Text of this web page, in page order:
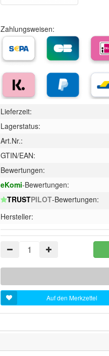
Zahlungsweisen:
Lieferzeit:
Lagerstatus:
Art.Nr.:
GTIN/EAN:
Bewertungen:
eKomi-Bewertungen:
TRUSTPILOT-Bewertungen:
Hersteller:
Auf den Merkzettel